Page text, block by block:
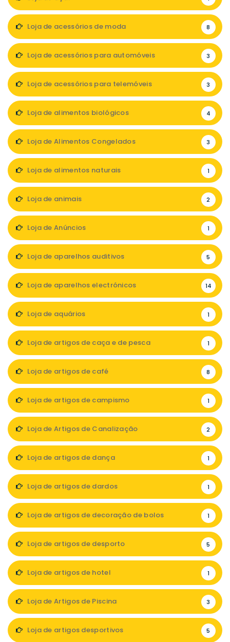
Loja de acessórios de moda 8
Loja de acessórios para automóveis 3
Loja de acessórios para telemóveis 3
Loja de alimentos biológicos 4
Loja de Alimentos Congelados 3
Loja de alimentos naturais 1
Loja de animais 2
Loja de Anúncios 1
Loja de aparelhos auditivos 5
Loja de aparelhos electrónicos 14
Loja de aquários 1
Loja de artigos de caça e de pesca 1
Loja de artigos de café 8
Loja de artigos de campismo 1
Loja de Artigos de Canalização 2
Loja de artigos de dança 1
Loja de artigos de dardos 1
Loja de artigos de decoração de bolos 1
Loja de artigos de desporto 5
Loja de artigos de hotel 1
Loja de Artigos de Piscina 3
Loja de artigos desportivos 5